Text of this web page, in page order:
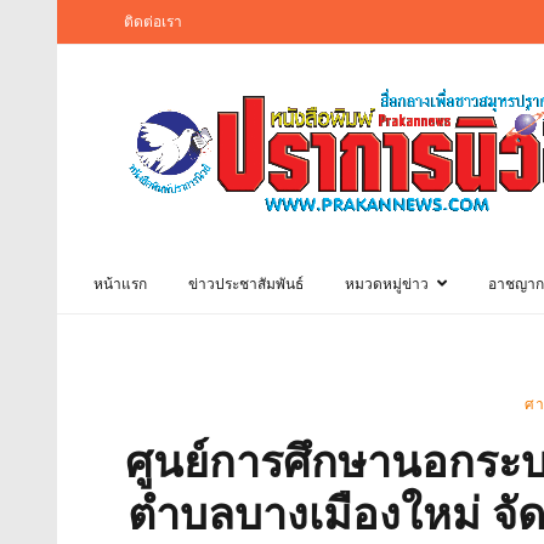
ติดต่อเรา
หน้าแรก ข่าวประชาสัมพันธ์ หมวดหมู่ข่าว อาชญา
ศ
ศูนย์การศึกษานอกระ
ตำบลบางเมืองใหม่ จั